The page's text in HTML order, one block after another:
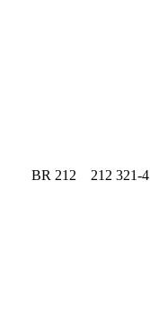
BR 212 212 321-4